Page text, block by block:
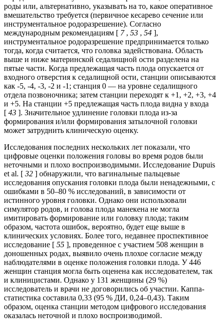
роды или, альтернативно, указывать на то, какое оперативное
вмешательство требуется (первичное кесарево сечение или
инструментальное родоразрешение). Согласно
международным рекомендациям [ 7, 53 , 54 ],
инструментальное родоразрешение предпринимается только
тогда, когда считается, что головка задействована. Область
выше и ниже материнской седалищной ости разделена на
пятые части. Когда предлежащая часть плода опускается от
входного отверстия к седалищной ости, станции описываются
как -5, -4, -3, -2 и -1; станция 0 — на уровне седалищного
отдела позвоночника; затем станции переходят к +1, +2, +3, +4
и +5. На станции +5 предлежащая часть плода видна у входа
[ 43 ]. Значительное удлинение головки плода из-за
формирования и/или формирования затылочной головки
может затруднить клиническую оценку.
Исследования последних нескольких лет показали, что
цифровые оценки положения головы во время родов были
неточными и плохо воспроизводимыми. Исследование Dupuis
et al. [ 32 ] обнаружили, что вагинальные пальцевые
исследования опускания головки плода были ненадежными, с
ошибками в 50–80 % исследований, в зависимости от
истинного уровня головки. Однако они использовали
симулятор родов, и голова плода манекена не могла
имитировать формирование или головку плода; таким
образом, частота ошибок, вероятно, будет еще выше в
клинических условиях. Более того, недавнее проспективное
исследование [ 55 ], проведенное с участием 508 женщин в
доношенных родах, выявило очень плохое согласие между
наблюдателями в оценке положения головки плода. У 446
женщин станция могла быть оценена как исследователем, так
и клиницистами. Однако у 131 женщины (29 %)
исследователь и врачи не договорились об участии. Каппа-
статистика составила 0,33 (95 % ДИ, 0,24–0,43). Таким
образом, оценка станции методом цифрового исследования
оказалась неточной и плохо воспроизводимой.